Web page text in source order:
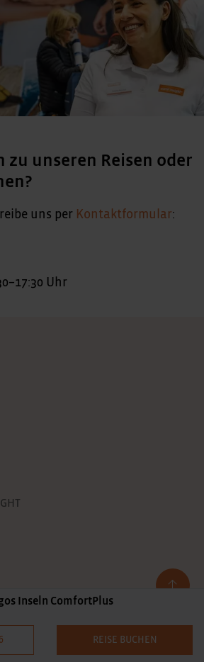
zu unseren Reisen oder
uns per Kontaktformular:
Uhr
Inseln ComfortPlus
REISE BUCHEN